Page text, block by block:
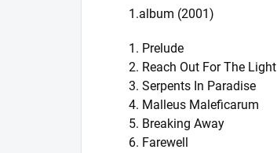
1.album (2001)
1. Prelude
2. Reach Out For The Light
3. Serpents In Paradise
4. Malleus Maleficarum
5. Breaking Away
6. Farewell